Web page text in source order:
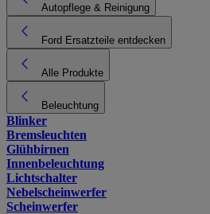
Autopflege & Reinigung
Ford Ersatzteile entdecken
Alle Produkte
Beleuchtung
Blinker
Bremsleuchten
Glühbirnen
Innenbeleuchtung
Lichtschalter
Nebelscheinwerfer
Scheinwerfer